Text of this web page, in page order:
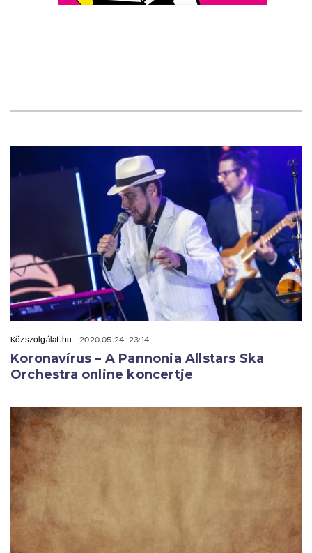
Közszolgálat.hu 2020.05.24. 23:14
Koronavírus – A Pannonia Allstars Ska
Orchestra online koncertje